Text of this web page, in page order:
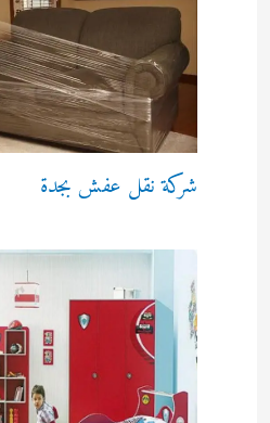
شركة نقل عفش بجدة